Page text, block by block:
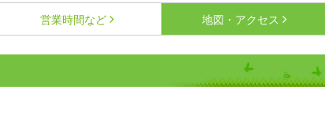
営業時間など 地図・アクセス